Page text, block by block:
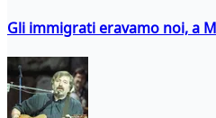
Gli immigrati eravamo noi, a